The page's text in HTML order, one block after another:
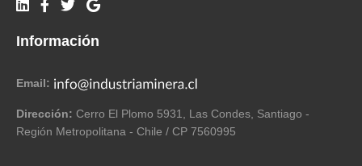
Información
Email:
Dirección: Cerro El Plomo 5931, Las Condes, Santiago -
Región Metropolitana - Chile / CP 7560995